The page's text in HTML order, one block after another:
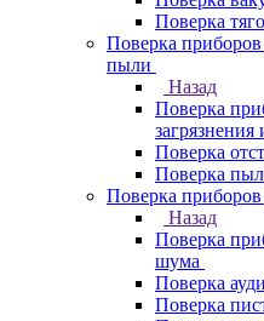
Поверка
Поверка приборов
пыли
Назад
Поверка
Поверка
Поверка
Поверка
Назад
Поверка
шума
Поверка
Поверка